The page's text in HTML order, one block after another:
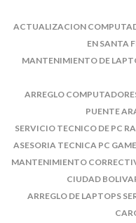
ACTUALIZACION
EN SANTA
MANTENIMIENTO DE
ARREGLO
PUENTE
SERVICIO TECNICO DE PC
ASESORIA TECNICA PC
MANTENIMIENTO
CIUDAD
ARREGLO DE LAPTOPS